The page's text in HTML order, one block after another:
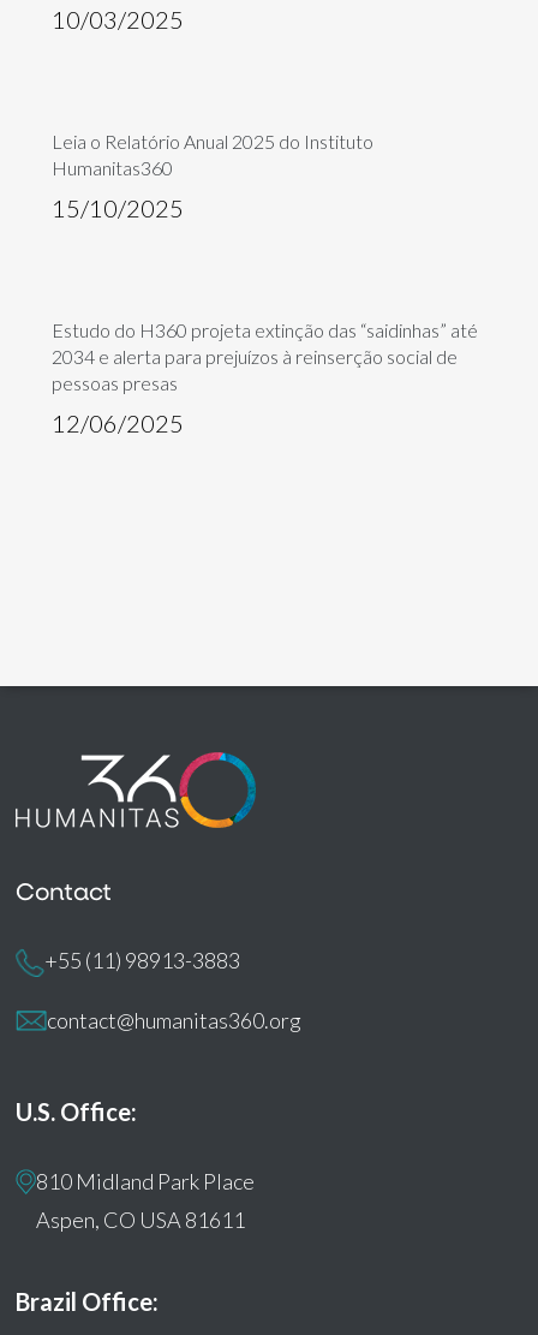
10/03/2025
Leia o Relatório Anual 2025 do Instituto
Humanitas360
15/10/2025
Estudo do H360 projeta extinção das “saidinhas” até
2034 e alerta para prejuízos à reinserção social de
pessoas presas
12/06/2025
Contact
+55 (11) 98913-3883
contact@humanitas360.org
U.S. Office:
810 Midland Park Place
Aspen, CO USA 81611
Brazil Office: